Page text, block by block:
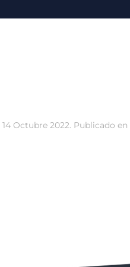
14 Octubre 2022. Publicado en